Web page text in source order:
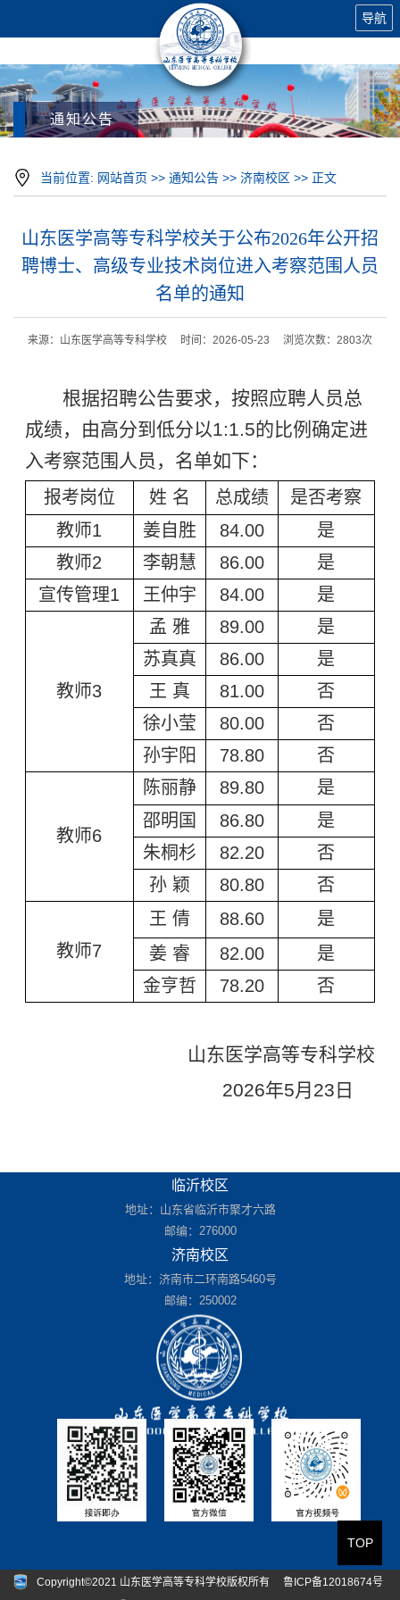
导航
通知公告
当前位置: 网站首页 >> 通知公告 >> 济南校区 >> 正文
山东医学高等专科学校关于公布2026年公开招
聘博士、高级专业技术岗位进入考察范围人员
名单的通知
来源：山东医学高等专科学校 时间：2026-05-23 浏览次数： 2803次
根据招聘公告要求，按照应聘人员总
成绩，由高分到低分以1:1.5的比例确定进
入考察范围人员，名单如下：
报考岗位 姓 名 总成绩
是否考察
教师1
姜自胜 84.00
是
教师2
李朝慧 86.00
是
宣传管理1
王仲宇 84.00 是
教师3
孟 雅 89.00
是
苏真真
86.00
是
王 真
81.00
否
徐小莹
80.00
否
孙宇阳
78.80 否
教师6
陈丽静 89.80
是
邵明国
86.80
是
朱桐杉
82.20
否
孙 颖
80.80 否
教师7
王 倩 88.60
是
姜 睿
82.00
是
金亨哲
78.20 否
山东医学高等专科学校
2026年5月23日
TOP
临沂校区
地址：山东省临沂市聚才六路
邮编：276000
济南校区
地址：济南市二环南路5460号
邮编：250002
Copyright©2021 山东医学高等专科学校版权所有 鲁ICP备12018674号